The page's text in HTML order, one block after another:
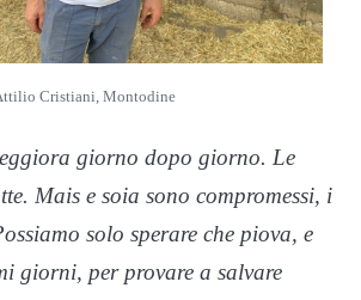
Cristiani, Montodine
giorno dopo giorno. Le
Mais e soia sono compromessi, i
solo sperare che piova, e
giorni, per provare a salvare